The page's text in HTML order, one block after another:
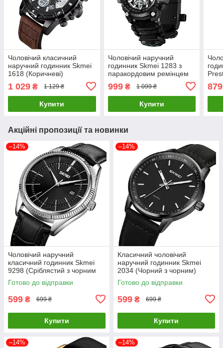
Чоловічий класичний
наручний годинник Skmei
1618 (Коричневі)
1 029 ₴ 1 129 ₴
Купити
Чоловічий наручний
годинник Skmei 1283 з
паракордовим ремінцем
999₴ 1 099 ₴
Купити
879
Акційні пропозиції та новинки
–14%
Чоловічий наручний
класичний годинник Skmei
9298 (Сріблястий з чорним
циферблатом)
Готово до відправки
599 ₴ 699 ₴
Купити
–14%
Класичний чоловічий
наручний годинник Skmei
2034 (Чорний з чорним)
Готово до відправки
599 ₴ 699 ₴
Купити
–14% –14%